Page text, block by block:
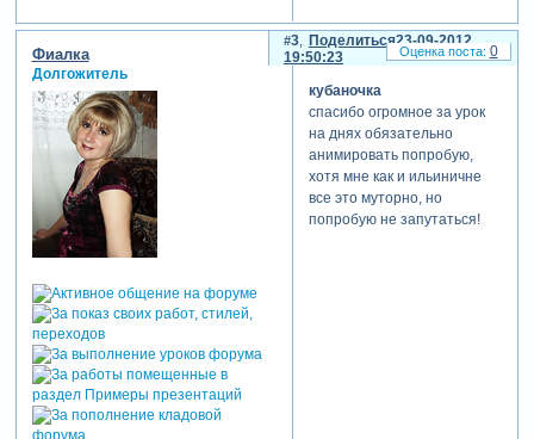
Поделиться
3
23-09-2012
19:50:23
Фиалка
Долгожитель
кубаночка
спасибо огромное за урок
на днях обязательно
анимировать попробую,
хотя мне как и ильиничне
все это муторно, но
попробую не запутаться!
0